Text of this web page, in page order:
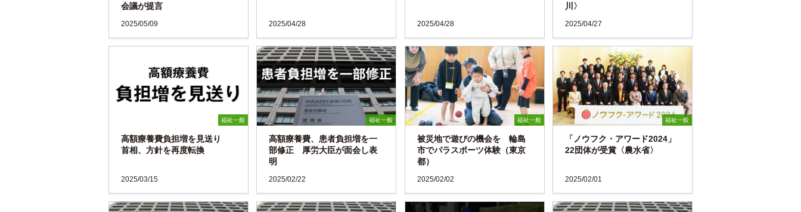
会議が提言
2025/05/09 2025/04/28 2025/04/28
川〉
2025/04/27
福祉一般
高額療養費負担増を見送り
首相、方針を再度転換
2025/03/15
福祉一般
高額療養費、患者負担増を一
部修正 厚労大臣が面会し表
明
2025/02/22
福祉一般
被災地で遊びの機会を 輪島
市でパラスポーツ体験（東京
都）
2025/02/02
福祉一般
「ノウフク・アワード2024」
22団体が受賞〈農水省〉
2025/02/01